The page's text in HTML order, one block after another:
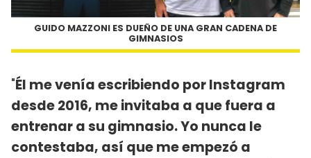
GUIDO MAZZONI ES DUEÑO DE UNA GRAN CADENA DE
GIMNASIOS
"Él me venía escribiendo por Instagram
desde 2016, me invitaba a que fuera a
entrenar a su gimnasio. Yo nunca le
contestaba, así que me empezó a